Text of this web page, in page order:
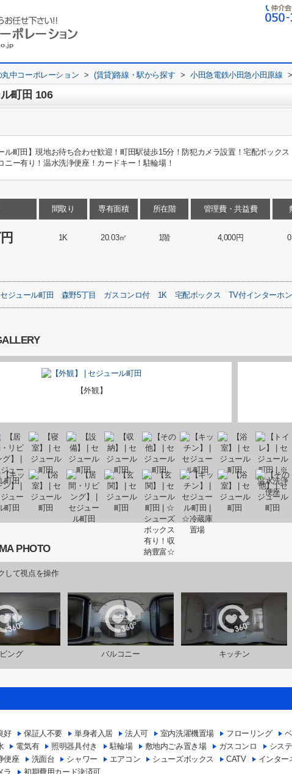
中コーポレーション > (賃貸)路線・駅から探す > 小田急電鉄小田急小田原線 >
町田 106
ル町田】現地お待ち合わせ歓迎！町田駅徒歩15分！防犯カメラ設置！宅配ボック
ニー有り！温水洗浄便座！カードキー！駐輪場！
間取り
1K
専有面積
20.03㎡
所在階
1階
管理費・共益費
4,000円
セジュール町田 森野5丁目 ガスコンロ付 1K 宅配ボックス TV付インターホン
【外観】
PHOTO
して視点を操作
ング バルコニー キッチン
好 保証人不要 単身者入居 法人可 室内洗濯機置場 フローリング
電気有 照明器具付き 駐輪場 敷地内ごみ置き場 ガスコンロ シス
便座
洗面台 シャワー エアコン シューズボックス CATV インター
ラ
初期費用カード決済可